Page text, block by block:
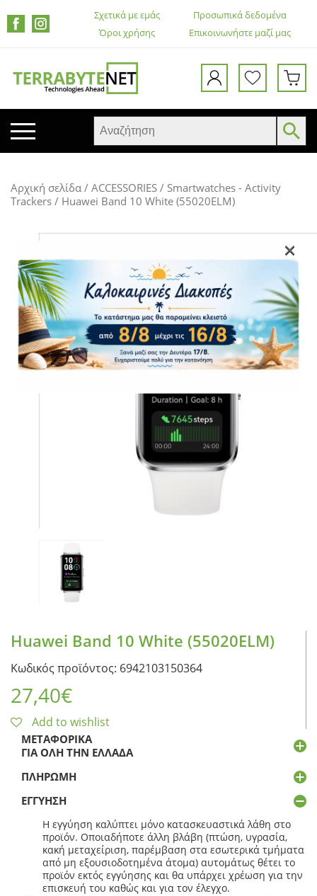
Σχετικά με εμάς
Επικοινωνήστε μαζί μας
Προσωπικά δεδομένα
Όροι χρήσης
TABLETS
ΟΘΌΝΕΣ
ΕΚΤΥΠΩΤΈΣ – ΠΟΛΥΜΗΧΑΝΉΜΑΤΑ
WEB CAMERA
ΚΟΥΤΙΆ ΥΠΟΛΟΓΙΣΤΏΝ
CASE FANS
LIQUID COOLERS
Αρχική σελίδα / ACCESSORIES / Smartwatches - Activity
Trackers / Huawei Band 10 White (55020ELM)
Huawei Band 10 White (55020ELM)
Κωδικός προϊόντος: 6942103150364
27,40€
Add to wishlist
ΜΕΤΑΦΟΡΙΚΆ
ΓΙΑ ΌΛΗ ΤΗΝ ΕΛΛΆΔΑ
ΠΛΗΡΩΜΉ
ΕΓΓΎΗΣΗ
Η εγγύηση καλύπτει μόνο κατασκευαστικά λάθη στο
προϊόν. Οποιαδήποτε άλλη βλάβη (πτώση, υγρασία,
κακή μεταχείριση, παρέμβαση στα εσωτερικά τμήματα
από μη εξουσιοδοτημένα άτομα) αυτομάτως θέτει το
προϊόν εκτός εγγύησης και θα υπάρχει χρέωση για την
επισκευή του καθώς και για τον έλεγχο.
×